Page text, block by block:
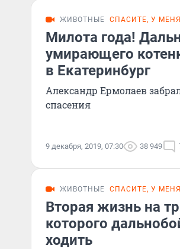
ЖИВОТНЫЕ СПАСИТЕ, У
Милота года!
умирающего
в Екатеринбург
Александр Ермолаев
спасения
9 декабря, 2019, 07:30 38 949
ЖИВОТНЫЕ СПАСИТЕ, У
Вторая жизнь на
которого
ходить